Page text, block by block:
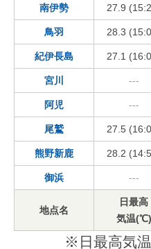
南伊勢 27.9
鳥羽 28.3
紀伊長島 27.1
宮川 ---
阿児 ---
尾鷲 27.5
熊野新鹿 28.2
御浜 ---
地点名
日最高
気温(℃)
※日最高気